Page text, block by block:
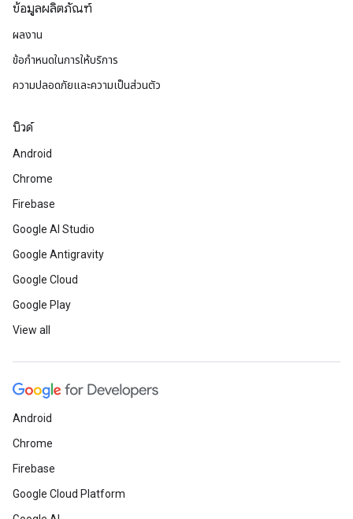
ข้อมูลผลิตภัณฑ์
ผลงาน
ข้อกำหนดในการให้บริการ
ความปลอดภัยและความเป็นส่วนตัว
บิวด์
Android
Chrome
Firebase
Google AI Studio
Google Antigravity
Google Cloud
Google Play
View all
Android
Chrome
Firebase
Google Cloud Platform